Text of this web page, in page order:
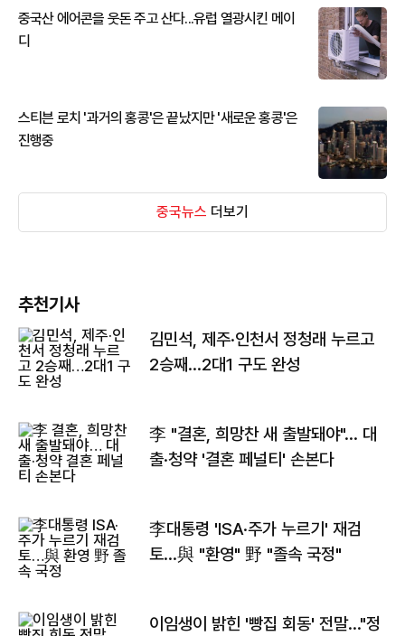
중국산 에어콘을 웃돈 주고 산다...유럽 열광시킨 메이
디
스티븐 로치 '과거의 홍콩'은 끝났지만 '새로운 홍콩'은
진행중
중국뉴스 더보기
추천기사
김민석, 제주·인천서 정청래 누르고
2승째…2대1 구도 완성
李 "결혼, 희망찬 새 출발돼야"… 대
출·청약 '결혼 페널티' 손본다
李대통령 'ISA·주가 누르기' 재검
토…與 "환영" 野 "졸속 국정"
이임생이 밝힌 '빵집 회동' 전말…"정